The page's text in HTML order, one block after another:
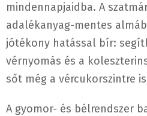
mindennapjaidba. A
adalékanyag-mentes
jótékony hatással bír:
vérnyomás és a
sőt még a vércukorszintre
A gyomor- és bélrendszer